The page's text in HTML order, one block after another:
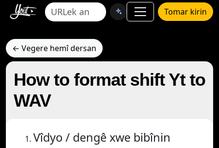
Tomar kirin
← Vegere hemî dersan
How to format shift Yt to
WAV
Vîdyo / dengê xwe bibînin